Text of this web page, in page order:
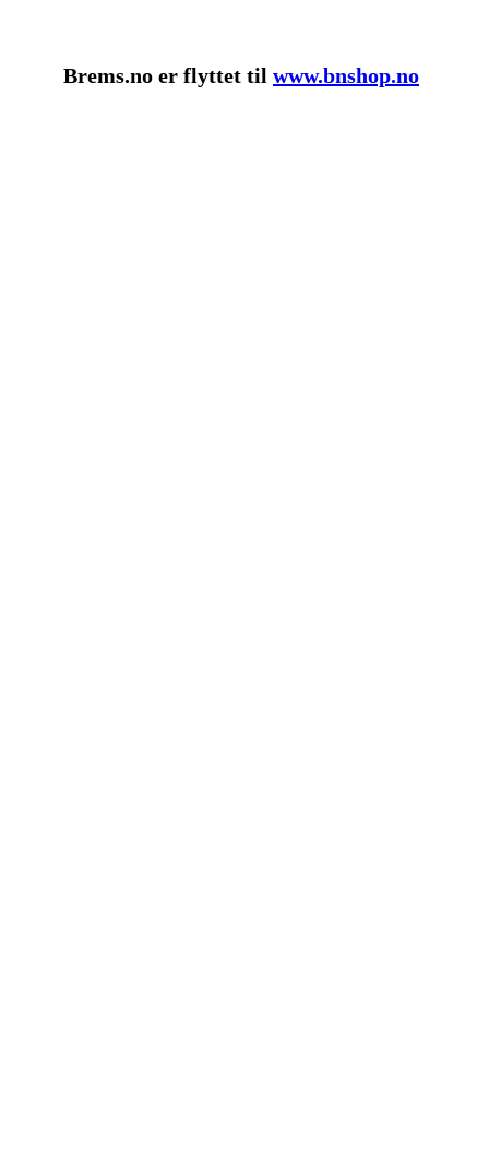
Brems.no er flyttet til www.bnshop.no